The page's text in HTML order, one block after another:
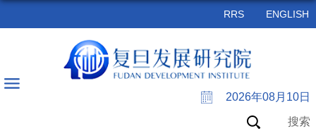
RRS ENGLISH
2026年08月10日
搜索